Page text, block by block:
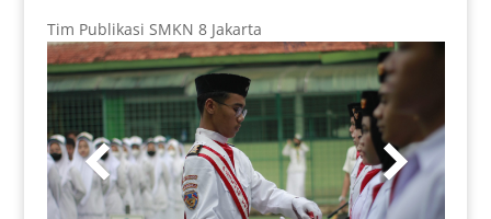
Tim Publikasi SMKN 8 Jakarta